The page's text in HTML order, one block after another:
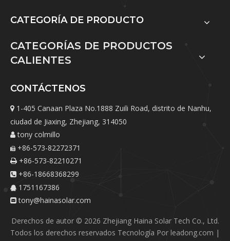
CATEGORÍA DE PRODUCTO
CATEGORÍAS DE PRODUCTOS
CALIENTES
CONTÁCTENOS
 1-405 Canaan Plaza No.1888 Zuili Road, distrito de Nanhu,
ciudad de Jiaxing, Zhejiang, 314050
 tony colmillo
 +86-573-82272371
 +86-573-82210271
 +86-18668368299
 1751167386
 tony@hainasolar.com
Derechos de autor © 2026 Zhejiang Haina Solar Tech Co., Ltd.
Todos los derechos reservados Tecnología Por leadong.com |